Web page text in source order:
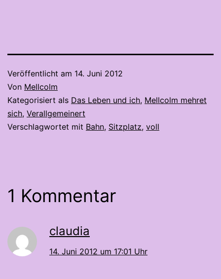
Veröffentlicht am 14. Juni 2012
Von Mellcolm
Kategorisiert als Das Leben und ich, Mellcolm mehret
sich, Verallgemeinert
Verschlagwortet mit Bahn, Sitzplatz, voll
1 Kommentar
claudia
14. Juni 2012 um 17:01 Uhr